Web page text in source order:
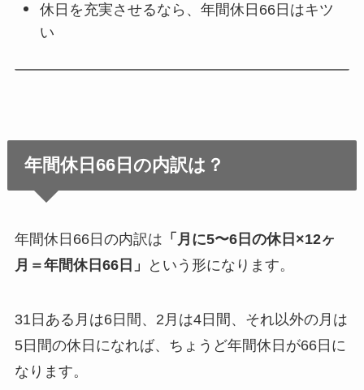
休日を充実させるなら、年間休日66日はキツ
い
年間休日66日の内訳は？
年間休日66日の内訳は 「月に5〜6日の休日×12ヶ
月＝年間休日66日」
という形になります。
31日ある月は6日間、2月は4日間、それ以外の月は
5日間の休日になれば、ちょうど年間休日が66日に
なります。